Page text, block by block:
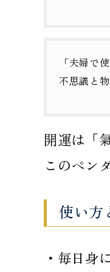
「夫婦で
不思議と
開運は「
このペン
使い方
・毎日身